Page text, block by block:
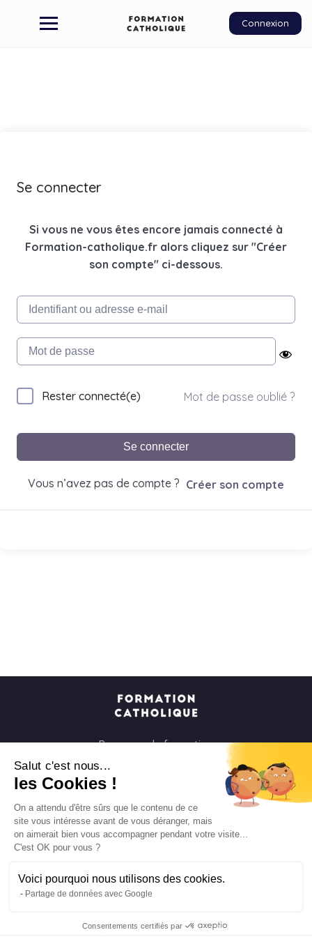
Salut c'est nous...
les Cookies !
On a attendu d'être sûrs que le contenu de ce
site vous intéresse avant de vous déranger, mais
on aimerait bien vous accompagner pendant votre visite...
C'est OK pour vous ?
Voici pourquoi nous utilisons des cookies.
Partage de données avec Google
Consentements certifiés par
Connexion
Se connecter
Si vous ne vous êtes encore jamais connecté à
Formation-catholique.fr alors cliquez sur "Créer
son compte" ci-dessous.
Rester connecté(e) Mot de passe oublié ?
Se connecter
Vous n’avez pas de compte ? Créer son compte
Parcours de formation
Parcours spirituels
Les groupes et paroisses
Mentions légales